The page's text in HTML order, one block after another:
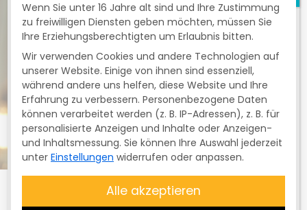
Heute fanden im Netzgebiert der
Überlandzentrale Wörth/I.-Altheim Netz
AGnochmalsgesetzlich vorgeschriebene
und unangekündigteTestschaltungen
der Funkrundsteuerempfänger (FRE) statt.
Davon betroffen waren nur
Erzeugungsanlagen mit einer Größe
über 25 kWp bis 99,99 kWp. Diese
Testschaltung istnicht
entschädigungsfähig . Die Anlagen
wurden zum Abschluss des Testes wieder
100 % geregelt. Bitte überprüfen Sie,
ob IhreAnlage Energie produziert.
Wenn Sie unter 16 Jahre alt sind und Ihre Zustimmung
zu freiwilligen Diensten geben möchten, müssen Sie
Ihre Erziehungsberechtigten um Erlaubnis bitten.
Wir verwenden Cookies und andere Technologien auf
unserer Website. Einige von ihnen sind essenziell,
während andere uns helfen, diese Website und Ihre
Erfahrung zu verbessern. Personenbezogene Daten
können verarbeitet werden (z. B. IP-Adressen), z. B. für
personalisierte Anzeigen und Inhalte oder Anzeigen-
und Inhaltsmessung. Sie können Ihre Auswahl jederzeit
unter Einstellungen widerrufen oder anpassen.
Alle akzeptieren